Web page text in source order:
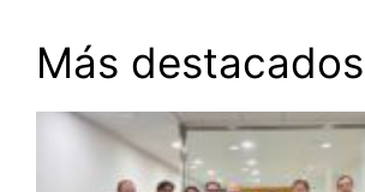
Más destacados